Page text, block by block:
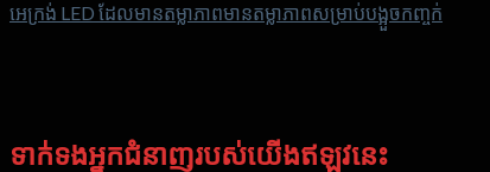
អេក្រង់ LED ដែលមានតម្លាភាពមានតម្លាភាពសម្រាប់បង្អួចកញ្ចក់
ទាក់ទងអ្នកជំនាញរបស់យើងឥឡូវនេះ